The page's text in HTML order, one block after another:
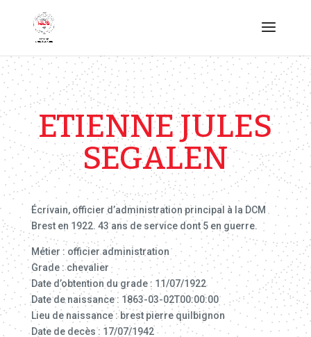
ETIENNE JULES
SEGALEN
Écrivain, officier d’administration principal à la DCM
Brest en 1922. 43 ans de service dont 5 en guerre.
Métier : officier administration
Grade : chevalier
Date d’obtention du grade : 11/07/1922
Date de naissance : 1863-03-02T00:00:00
Lieu de naissance : brest pierre quilbignon
Date de decès : 17/07/1942